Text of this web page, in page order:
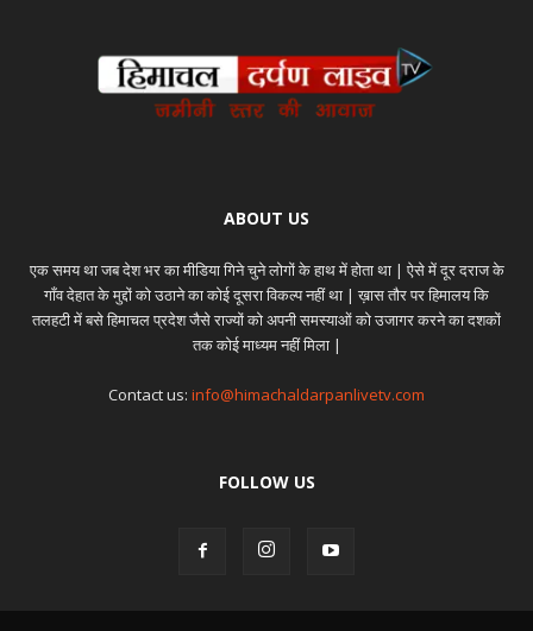
ABOUT US
एक समय था जब देश भर का मीडिया गिने चुने लोगों के हाथ में होता था | ऐसे में दूर दराज के
गाँव देहात के मुद्दों को उठाने का कोई दूसरा विकल्प नहीं था | ख़ास तौर पर हिमालय कि
तलहटी में बसे हिमाचल प्रदेश जैसे राज्यों को अपनी समस्याओं को उजागर करने का दशकों
तक कोई माध्यम नहीं मिला |
Contact us: info@himachaldarpanlivetv.com
FOLLOW US